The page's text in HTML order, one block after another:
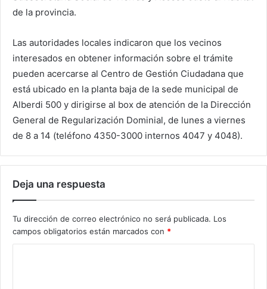
de la provincia.
Las autoridades locales indicaron que los vecinos
interesados en obtener información sobre el trámite
pueden acercarse al Centro de Gestión Ciudadana que
está ubicado en la planta baja de la sede municipal de
Alberdi 500 y dirigirse al box de atención de la Dirección
General de Regularización Dominial, de lunes a viernes
de 8 a 14 (teléfono 4350-3000 internos 4047 y 4048).
Deja una respuesta
Tu dirección de correo electrónico no será publicada. Los
campos obligatorios están marcados con *